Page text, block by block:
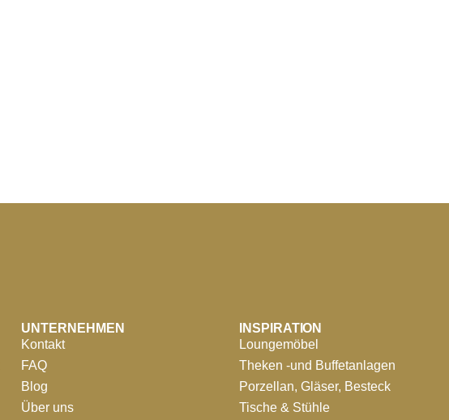
UNTERNEHMEN
Kontakt
FAQ
Blog
Über uns
INSPIRATION
Loungemöbel
Theken -und Buffetanlagen
Porzellan, Gläser, Besteck
Tische & Stühle